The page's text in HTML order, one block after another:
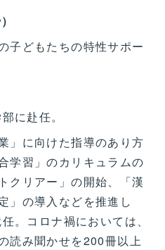
子どもたちの特性サポー
に赴任。
」に向けた指導のあり方
学習」のカリキュラムの
クリアー」の開始、「漢
」の導入などを推進し
。コロナ禍においては、
読み聞かせを200冊以上